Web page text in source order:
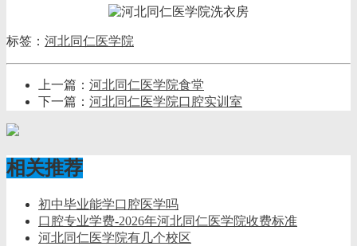
标签： 河北同仁医学院
上一篇： 河北同仁医学院食堂
下一篇： 河北同仁医学院口腔实训室
相关推荐
初中毕业能学口腔医学吗
口腔专业学费-2026年河北同仁医学院收费标准
河北同仁医学院有几个校区